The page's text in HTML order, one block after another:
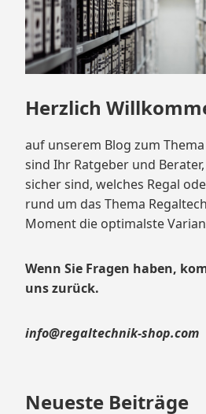
Herzlich
auf unserem Blog zum
sind Ihr Ratgeber und
sicher sind, welches Regal
rund um das Thema
Moment die optimalste
Wenn Sie Fragen haben,
uns zurück.
info@regaltechnik-shop.com
Neueste Beiträge